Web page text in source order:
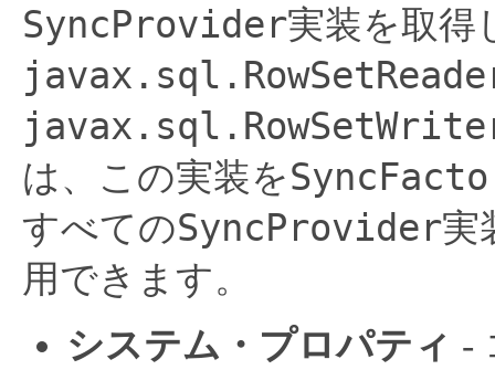
SyncProvider実装を取得
は、この実装を
すべてのSyncProvider実
用できます。
システム・プロパティ -